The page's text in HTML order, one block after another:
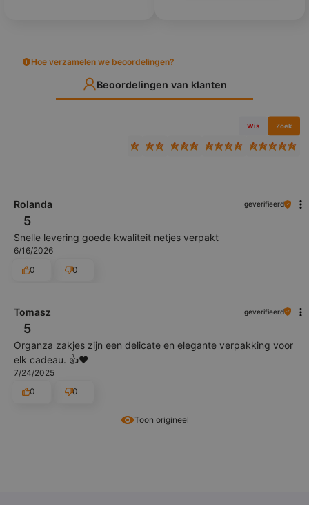
Hoe verzamelen we beoordelingen?
Beoordelingen van klanten
Wis Zoek
Rolanda geverifieerd
5
Snelle levering goede kwaliteit netjes verpakt
6/16/2026
0
0
Toon origineel
Tomasz geverifieerd
5
Organza zakjes zijn een delicate en elegante verpakking voor
elk cadeau. 👍️❤️
7/24/2025
0
0